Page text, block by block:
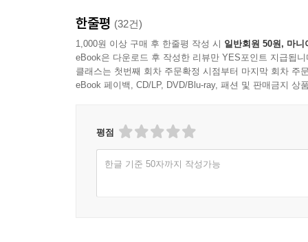
한줄평 (32건)
1,000원 이상 구매 후 한줄평 작성 시 일반회원 50원, 마니
eBook은 다운로드 후 작성한 리뷰만 YES포인트 지급됩니
클래스는 첫번째 회차 주문확정 시점부터 마지막 회차 주
eBook 페이백, CD/LP, DVD/Blu-ray, 패션 및 판매금지 상
평점
한글 기준 50자까지 작성가능